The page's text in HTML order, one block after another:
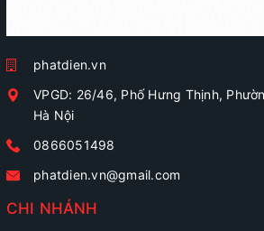
phatdien.vn
VPGD: 26/46, Phố Hưng Thịnh,
Hà Nội
0866051498
phatdien.vn@gmail.com
CHI NHÁNH